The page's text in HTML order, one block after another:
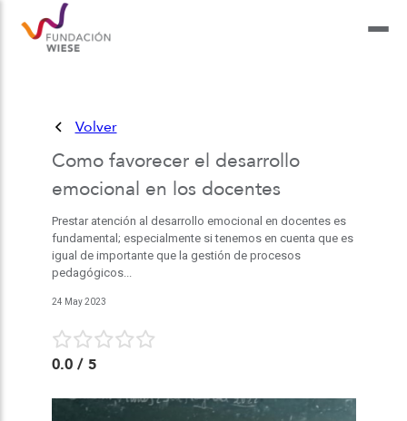
Volver
Como favorecer el desarrollo
emocional en los docentes
Prestar atención al desarrollo emocional en docentes es
fundamental; especialmente si tenemos en cuenta que es
igual de importante que la gestión de procesos
pedagógicos...
24 May 2023
0.0/ 5